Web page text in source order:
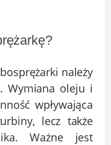
należy
Wymiana oleju i
wpływająca
lecz także
Ważne jest